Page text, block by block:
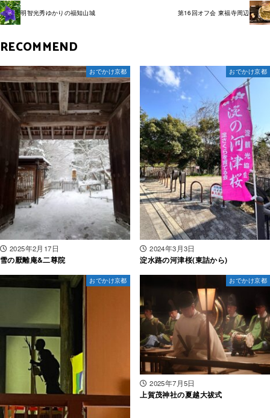
明智光秀ゆかりの福知山城 第16回オフ会 東福寺周辺
RECOMMEND
おでかけ京都
2025年2月17日
雪の厭離庵&二尊院
おでかけ京都
2024年3月3日
淀水路の河津桜(東詰から)
おでかけ京都 おでかけ京都
2025年7月5日
上賀茂神社の夏越大祓式